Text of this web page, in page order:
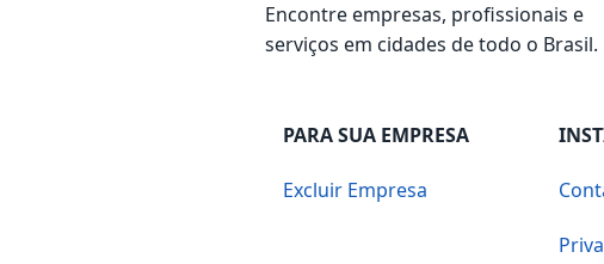
Encontre empresas, profissionais e
serviços em cidades de todo o Brasil.
PARA SUA EMPRESA
Excluir Empresa